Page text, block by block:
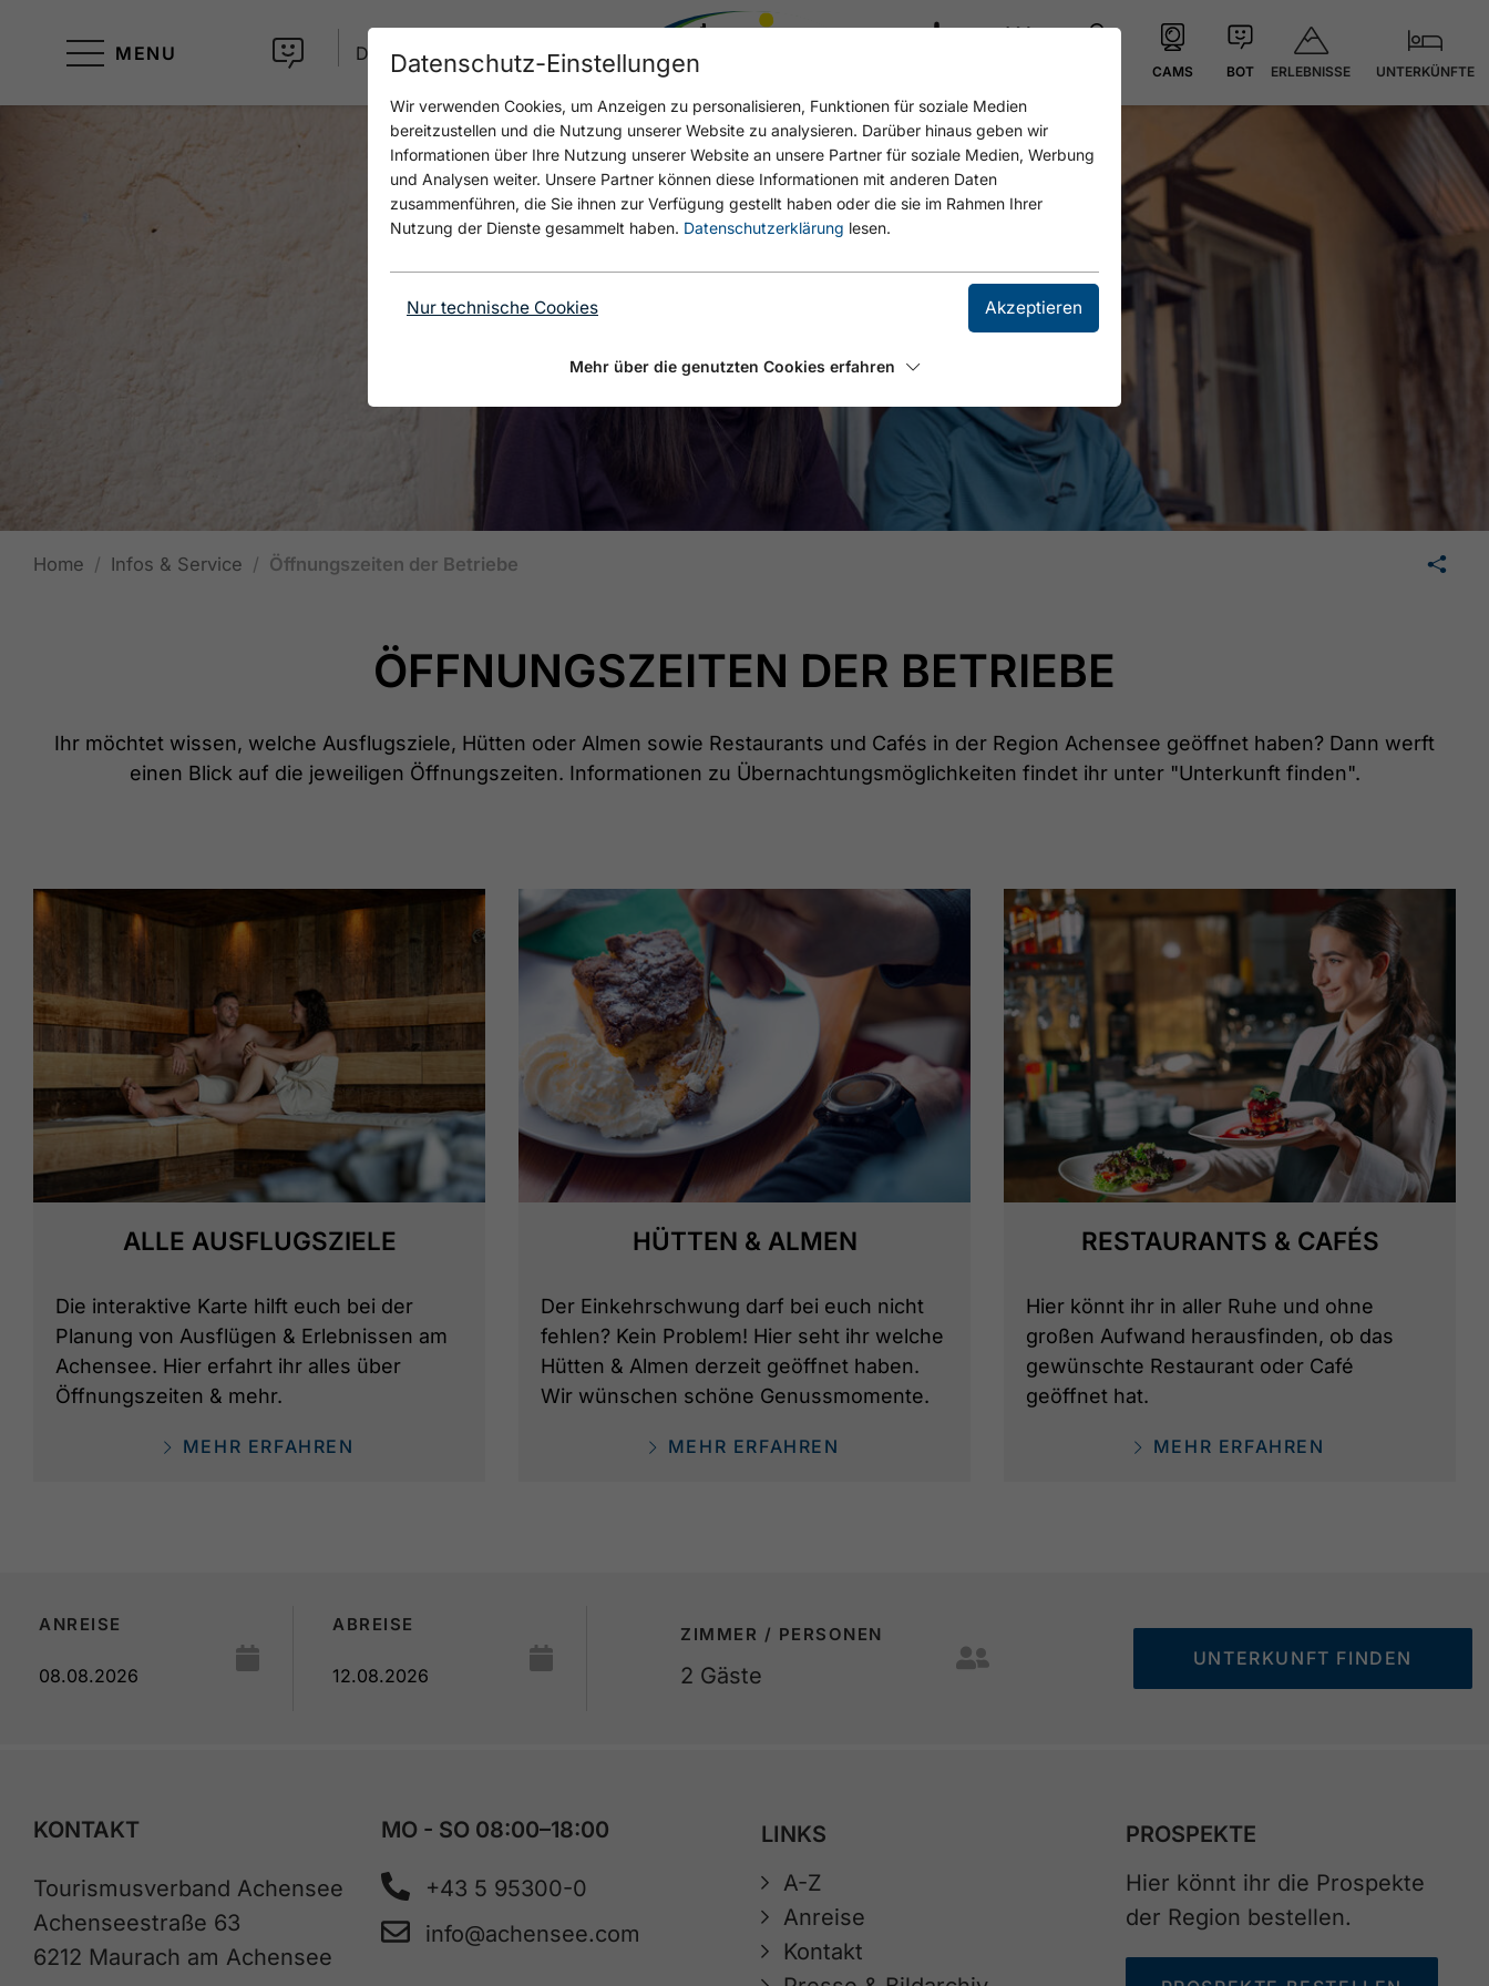
MENU DE
CAMS BOT ERLEBNISSE UNTERKÜNFTE
Home Infos & Service Öffnungszeiten der Betriebe 🛄
ÖFFNUNGSZEITEN DER BETRIEBE
Ihr möchtet wissen, welche Ausflugsziele, Hütten oder Almen sowie Restaurants und Cafés in der Region Achensee geöffnet haben? Dann werft
einen Blick auf die jeweiligen Öffnungszeiten. Informationen zu Übernachtungsmöglichkeiten findet ihr unter "Unterkunft finden".
ALLE AUSFLUGSZIELE
Die interaktive Karte hilft euch bei der
Planung von Ausflügen & Erlebnissen am
Achensee. Hier erfahrt ihr alles über
Öffnungszeiten & mehr.
MEHR ERFAHREN
HÜTTEN & ALMEN
Der Einkehrschwung darf bei euch nicht
fehlen? Kein Problem! Hier seht ihr welche
Hütten & Almen derzeit geöffnet haben.
Wir wünschen schöne Genussmomente.
MEHR ERFAHREN
RESTAURANTS & CAFÉS
Hier könnt ihr in aller Ruhe und ohne
großen Aufwand herausfinden, ob das
gewünschte Restaurant oder Café
geöffnet hat.
MEHR ERFAHREN
ANREISE ABREISE ZIMMER / PERSONEN
2 Gäste
UNTERKUNFT FINDEN
KONTAKT
Tourismusverband Achensee
Achenseestraße 63
6212 Maurach am Achensee
MO - SO 08:00–18:00
+43 5 95300-0
info@achensee.com
LINKS
A-Z
Anreise
Kontakt
PROSPEKTE
Hier könnt ihr die Prospekte
der Region bestellen.
Datenschutz-Einstellungen
Wir verwenden Cookies, um Anzeigen zu personalisieren, Funktionen für soziale Medien
bereitzustellen und die Nutzung unserer Website zu analysieren. Darüber hinaus geben wir
Informationen über Ihre Nutzung unserer Website an unsere Partner für soziale Medien, Werbung
und Analysen weiter. Unsere Partner können diese Informationen mit anderen Daten
zusammenführen, die Sie ihnen zur Verfügung gestellt haben oder die sie im Rahmen Ihrer
Nutzung der Dienste gesammelt haben. Datenschutzerklärung lesen.
Nur technische Cookies Akzeptieren
Mehr über die genutzten Cookies erfahren